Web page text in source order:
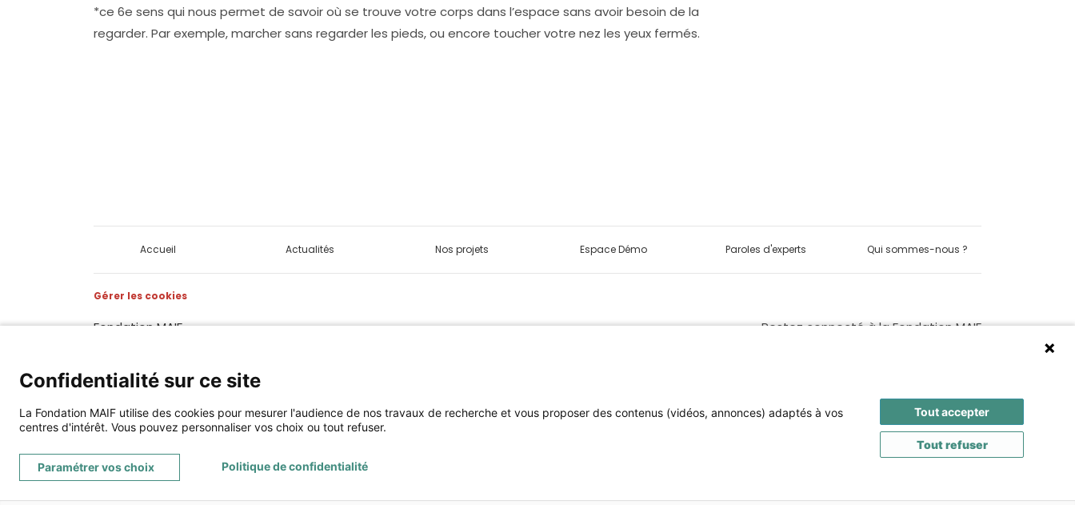
*ce 6e sens qui nous permet de savoir où se trouve votre corps dans l’espace sans avoir besoin de la
regarder. Par exemple, marcher sans regarder les pieds, ou encore toucher votre nez les yeux fermés.
Accueil Actualités Nos projets Espace Démo Paroles d'experts Qui sommes-nous ?
Gérer les cookies
Fondation MAIF
Restez connecté à la Fondation MAIF
Confidentialité sur ce site
La Fondation MAIF utilise des cookies pour mesurer l'audience de nos travaux de recherche et vous proposer des contenus (vidéos, annonces) adaptés à vos
centres d'intérêt. Vous pouvez personnaliser vos choix ou tout refuser.
Tout accepter
Tout refuser
Paramétrer vos choix
Politique de confidentialité